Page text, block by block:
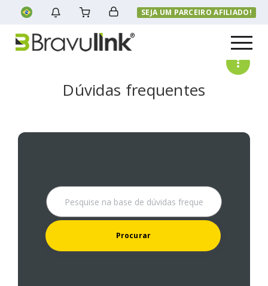
SEJA UM PARCEIRO AFILIADO!
Menu
Dúvidas frequentes